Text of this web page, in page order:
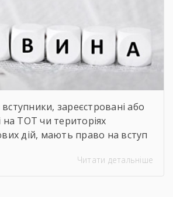
вступники, зареєстровані або
на ТОТ чи територіях
дій, мають право на вступ
конкурсі на бюджетні
Читати детальніше